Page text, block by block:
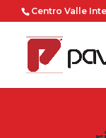
Centro Valle